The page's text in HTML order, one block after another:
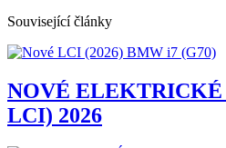
Související články
NOVÉ ELEKTRICKÉ
LCI) 2026